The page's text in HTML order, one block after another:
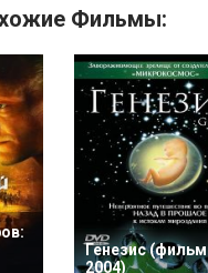
Фильмы:
Генезис (фильм
2004)